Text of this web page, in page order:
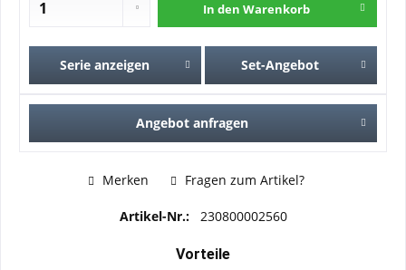
In den Warenkorb
Serie anzeigen Set-Angebot
Angebot anfragen
Merken Fragen zum Artikel?
Artikel-Nr.: 230800002560
Vorteile